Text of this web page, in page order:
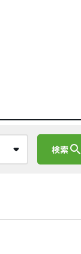
検索search